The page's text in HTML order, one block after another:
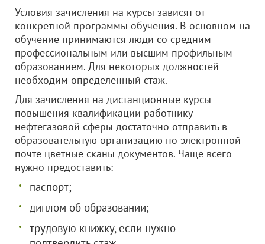
Условия зачисления на курсы зависят от
конкретной программы обучения. В основном на
обучение принимаются люди со средним
профессиональным или высшим профильным
образованием. Для некоторых должностей
необходим определенный стаж.
Для зачисления на дистанционные курсы
повышения квалификации работнику
нефтегазовой сферы достаточно отправить в
образовательную организацию по электронной
почте цветные сканы документов. Чаще всего
нужно предоставить:
паспорт;
диплом об образовании;
трудовую книжку, если нужно